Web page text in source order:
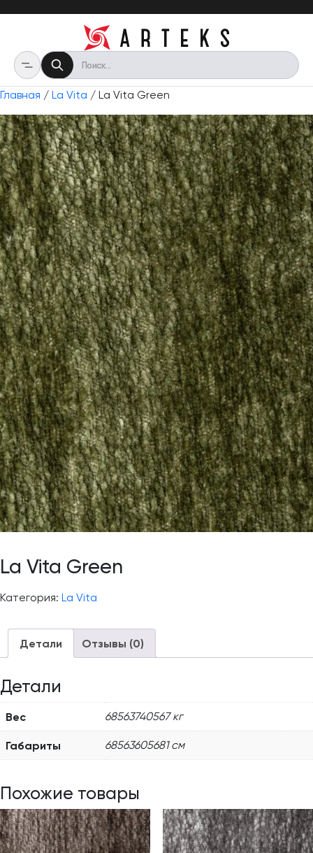
Главная / La Vita / La Vita Green
La Vita Green
Категория: La Vita
Детали Отзывы (0)
Детали
Вес 68563740567 кг
Габариты 68563605681 см
Похожие товары